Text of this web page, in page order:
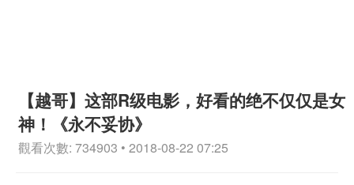
【越哥】这部R级电影，好看的绝不仅仅是女
神！《永不妥协》
觀看次數: 734903 • 2018-08-22 07:25